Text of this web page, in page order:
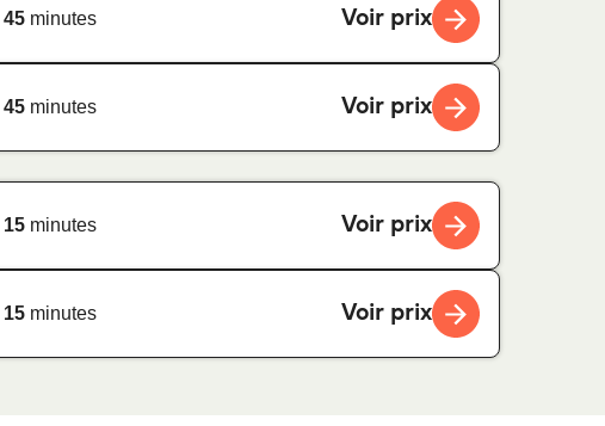
45minutes Voir prix
45minutes Voir prix
15minutes Voir prix
15minutes Voir prix